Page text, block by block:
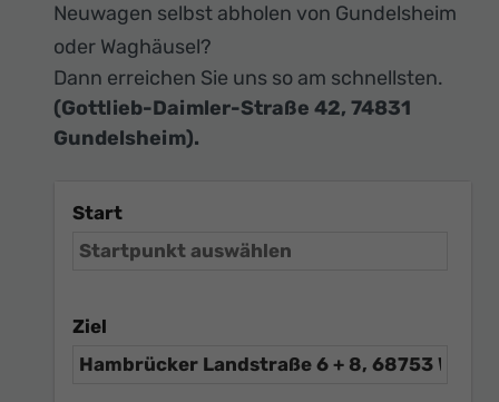
Neuwagen selbst abholen von Gundelsheim
oder Waghäusel?
Dann erreichen Sie uns so am schnellsten.
(Gottlieb-Daimler-Straße 42, 74831
Gundelsheim).
Start
Ziel